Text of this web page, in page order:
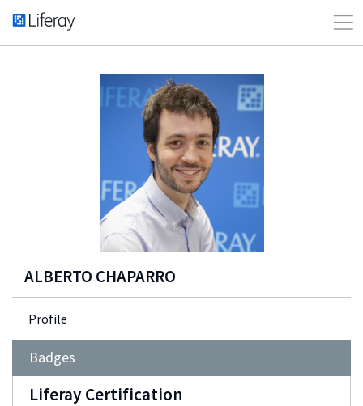
ALBERTO CHAPARRO
Profile
Badges
Liferay Certification